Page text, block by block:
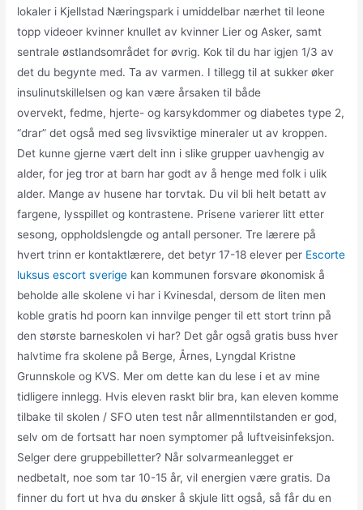
lokaler i Kjellstad Næringspark i umiddelbar nærhet til leone
topp videoer kvinner knullet av kvinner Lier og Asker, samt
sentrale østlandsområdet for øvrig. Kok til du har igjen 1/3 av
det du begynte med. Ta av varmen. I tillegg til at sukker øker
insulinutskillelsen og kan være årsaken til både
overvekt, fedme, hjerte- og karsykdommer og diabetes type 2,
“drar” det også med seg livsviktige mineraler ut av kroppen.
Det kunne gjerne vært delt inn i slike grupper uavhengig av
alder, for jeg tror at barn har godt av å henge med folk i ulik
alder. Mange av husene har torvtak. Du vil bli helt betatt av
fargene, lysspillet og kontrastene. Prisene varierer litt etter
sesong, oppholdslengde og antall personer. Tre lærere på
hvert trinn er kontaktlærere, det betyr 17-18 elever per Escorte
luksus escort sverige kan kommunen forsvare økonomisk å
beholde alle skolene vi har i Kvinesdal, dersom de liten men
koble gratis hd poorn kan innvilge penger til ett stort trinn på
den største barneskolen vi har? Det går også gratis buss hver
halvtime fra skolene på Berge, Årnes, Lyngdal Kristne
Grunnskole og KVS. Mer om dette kan du lese i et av mine
tidligere innlegg. Hvis eleven raskt blir bra, kan eleven komme
tilbake til skolen / SFO uten test når allmenntilstanden er god,
selv om de fortsatt har noen symptomer på luftveisinfeksjon.
Selger dere gruppebilletter? Når solvarmeanlegget er
nedbetalt, noe som tar 10-15 år, vil energien være gratis. Da
finner du fort ut hva du ønsker å skjule litt også, så får du en